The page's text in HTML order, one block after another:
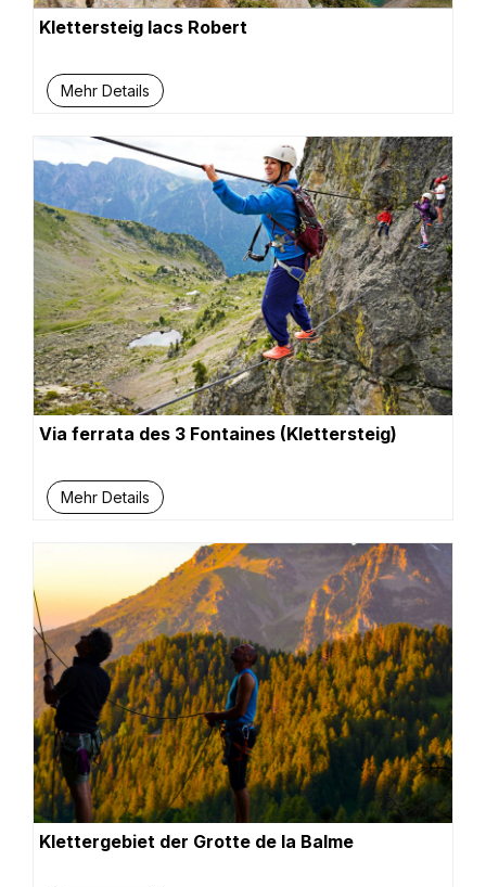
Klettersteig lacs Robert
Mehr Details
Via ferrata des 3 Fontaines (Klettersteig)
Mehr Details
Klettergebiet der Grotte de la Balme